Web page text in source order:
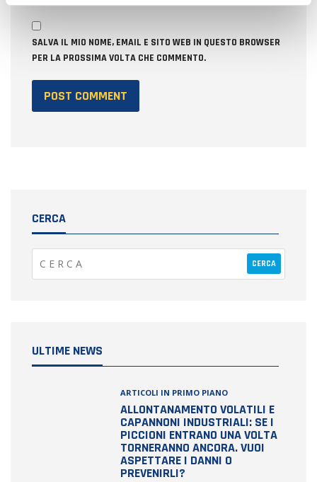
SALVA IL MIO NOME, EMAIL E SITO WEB IN QUESTO BROWSER
PER LA PROSSIMA VOLTA CHE COMMENTO.
CERCA
ULTIME NEWS
ARTICOLI IN PRIMO PIANO
ALLONTANAMENTO VOLATILI E
CAPANNONI INDUSTRIALI: SE I
PICCIONI ENTRANO UNA VOLTA
TORNERANNO ANCORA. VUOI
ASPETTARE I DANNI O
PREVENIRLI?